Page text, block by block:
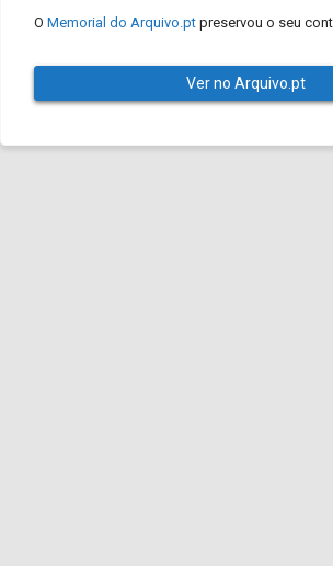
O Memorial do Arquivo.pt preservou o seu
Ver no Arquivo.pt